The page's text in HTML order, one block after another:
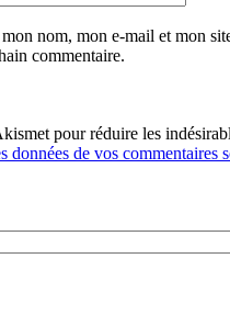
nom, mon e-mail et mon
commentaire.
pour réduire les
données de vos commentaires